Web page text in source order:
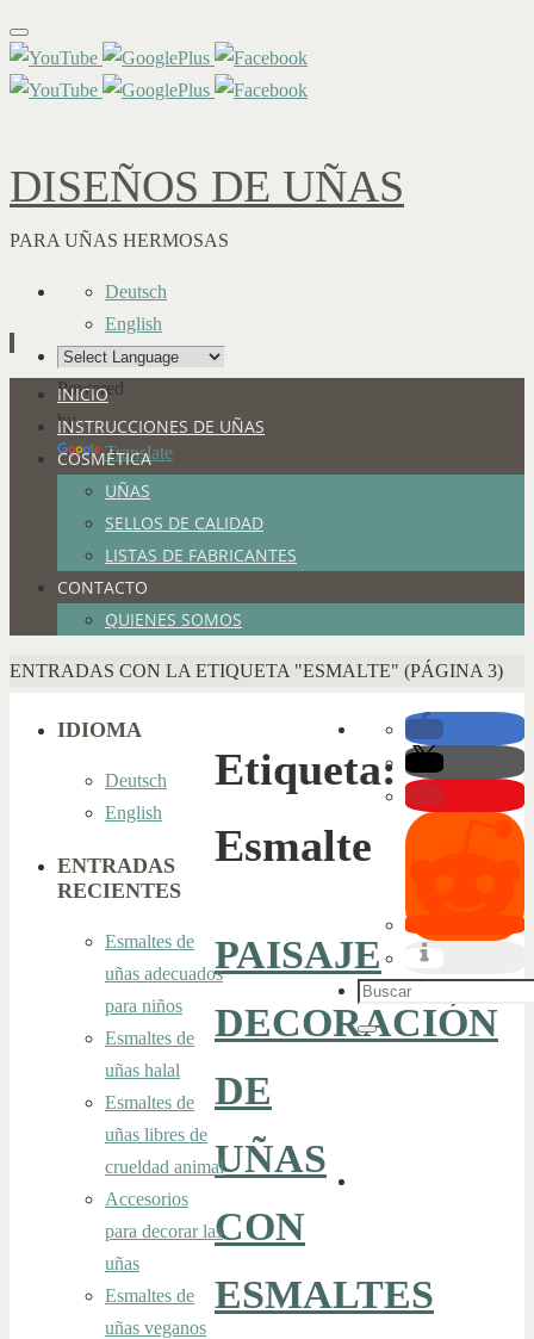
DISEÑOS DE UÑAS
PARA UÑAS HERMOSAS
Deutsch
English
Powered
by
Translate
contenido
INICIO
INSTRUCCIONES DE UÑAS
COSMÉTICA
UÑAS
SELLOS DE CALIDAD
LISTAS DE FABRICANTES
CONTACTO
QUIENES SOMOS
INICIO
ENTRADAS CON LA ETIQUETA "ESMALTE" (PÁGINA 3)
Etiqueta:
Esmalte
PAISAJE
DECORACIÓN
DE
UÑAS
CON
ESMALTES
IDIOMA
Deutsch
English
ENTRADAS
RECIENTES
Esmaltes de
uñas adecuados
para niños
Esmaltes de
uñas halal
Esmaltes de
uñas libres de
crueldad animal
Accesorios
para decorar las
uñas
Esmaltes de
uñas veganos
Buscar:
Buscar